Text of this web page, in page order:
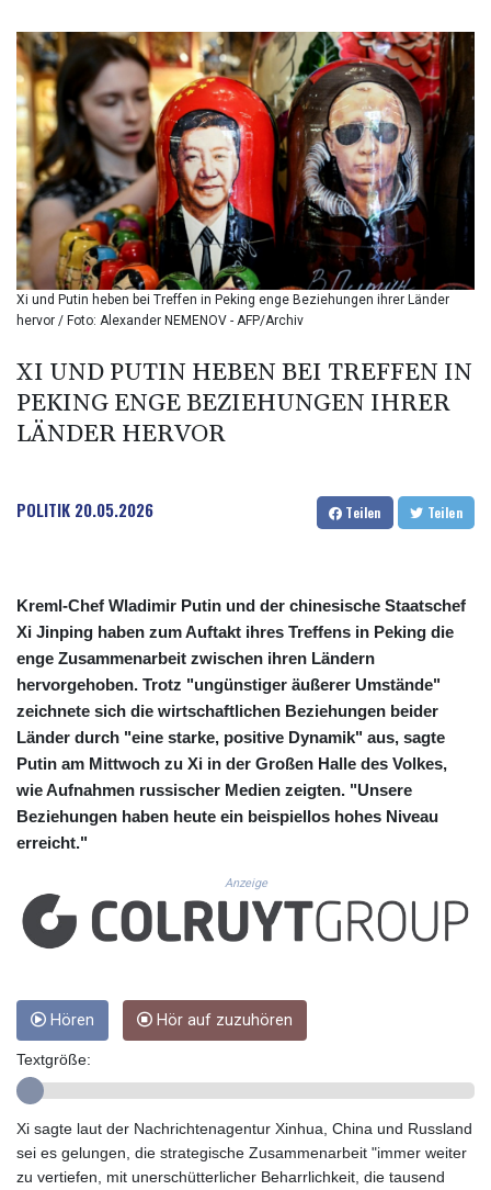
BMD 1.152379
BND 1.480393
BOB 13.964198
BRL 5.891306
BSD 1.154535
BTN 109.874896
BWP 15.61488
BYN 3.418287
BYR 22586.626891
BZD 2.321974
CAD 1.615497
CDF 2604.376508
CHF 0.934643
CLP 1055.440971
CNY 7.777463
CUC 1.152379
CUP 30.538041
DKK 7.475499
DOP 67.275332
DZD 153.346558
EGP 57.370946
ERN 17.285684
ETB 186.347968
FJD 2.551309
FKP 0.856496
GBP 0.85733
GHS 13.570757
GIP 0.856496
GMD 85.276242
GYD 241.539903
HKD 9.040442
HTG 150.95029
HUF 366.519917
IDR 20604.535143
ILS 3.465739
Xi und Putin heben bei Treffen in Peking enge Beziehungen ihrer Länder
hervor / Foto: Alexander NEMENOV - AFP/Archiv
XI UND PUTIN HEBEN BEI TREFFEN IN
PEKING ENGE BEZIEHUNGEN IHRER
LÄNDER HERVOR
POLITIK 20.05.2026 Teilen Teilen
Kreml-Chef Wladimir Putin und der chinesische Staatschef
Xi Jinping haben zum Auftakt ihres Treffens in Peking die
enge Zusammenarbeit zwischen ihren Ländern
hervorgehoben. Trotz "ungünstiger äußerer Umstände"
zeichnete sich die wirtschaftlichen Beziehungen beider
Länder durch "eine starke, positive Dynamik" aus, sagte
Putin am Mittwoch zu Xi in der Großen Halle des Volkes,
wie Aufnahmen russischer Medien zeigten. "Unsere
Beziehungen haben heute ein beispiellos hohes Niveau
erreicht."
Anzeige
Hören Hör auf zuzuhören
Textgröße:
Xi sagte laut der Nachrichtenagentur Xinhua, China und Russland
sei es gelungen, die strategische Zusammenarbeit "immer weiter
zu vertiefen, mit unerschütterlicher Beharrlichkeit, die tausend